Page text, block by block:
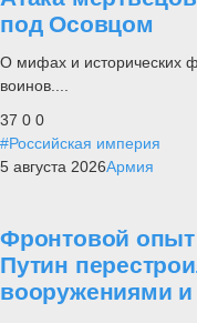
под Осовцом
О мифах и исторических
воинов....
37 0 0
#Российская империя
5 августа 2026Армия
Фронтовой опыт
Путин
вооружениями